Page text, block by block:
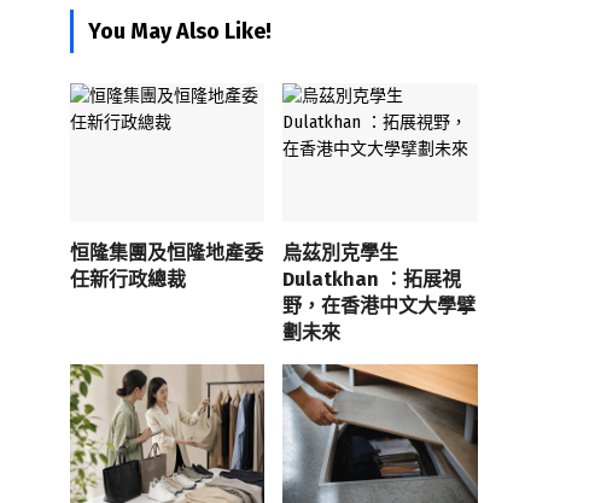
You May Also Like!
恒隆集團及恒隆地產委
任新行政總裁
烏茲別克學生
Dulatkhan ：拓展視
野，在香港中文大學擘
劃未來